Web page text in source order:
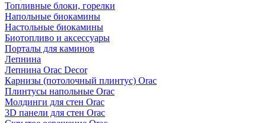
Топливные блоки, горелки
Напольные биокамины
Настольные биокамины
Биотопливо и аксессуары
Порталы для каминов
Лепнина
Лепнина Orac Decor
Карнизы (потолочный плинтус) Orac
Плинтусы напольные Orac
Молдинги для стен Orac
3D панели для стен Orac